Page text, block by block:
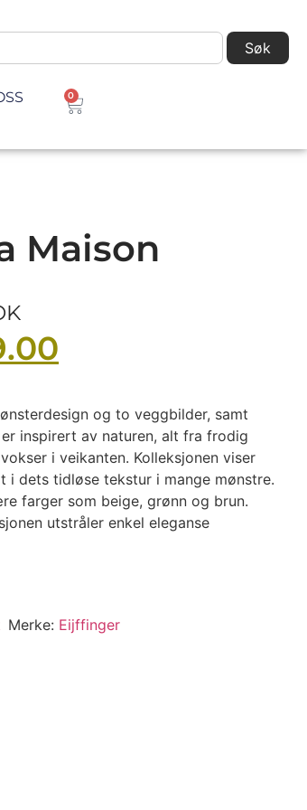
Søk
0
Maison
og to veggbilder, samt
inspirert av naturen, alt fra frodig
i veikanten. Kolleksjonen viser
i dets tidløse tekstur i mange mønstre.
farger som beige, grønn og brun.
utstråler enkel eleganse
Merke: Eijffinger